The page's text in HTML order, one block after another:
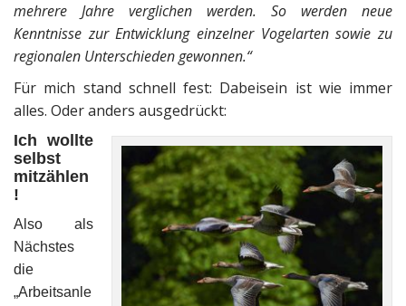
mehrere Jahre verglichen werden. So werden neue
Kenntnisse zur Entwicklung einzelner Vogelarten sowie zu
regionalen Unterschieden gewonnen.“
Für mich stand schnell fest: Dabeisein ist wie immer
alles. Oder anders ausgedrückt:
Ich wollte
selbst
mitzählen
!
Also als
Nächstes
die
„Arbeitsanle